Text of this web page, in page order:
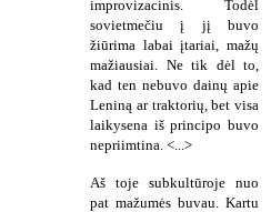
improvizacinis. Todėl
sovietmečiu į jį buvo
žiūrima labai įtariai, mažų
mažiausiai. Ne tik dėl to,
kad ten nebuvo dainų apie
Leniną ar traktorių, bet visa
laikysena iš principo buvo
nepriimtina. <...>
Aš toje subkultūroje nuo
pat mažumės buvau. Kartu